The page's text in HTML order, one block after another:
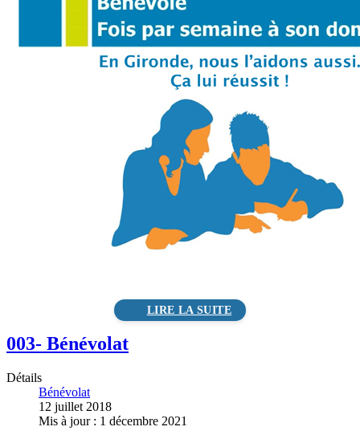
003- Bénévolat
Détails
Bénévolat
12 juillet 2018
Mis à jour : 1 décembre 2021